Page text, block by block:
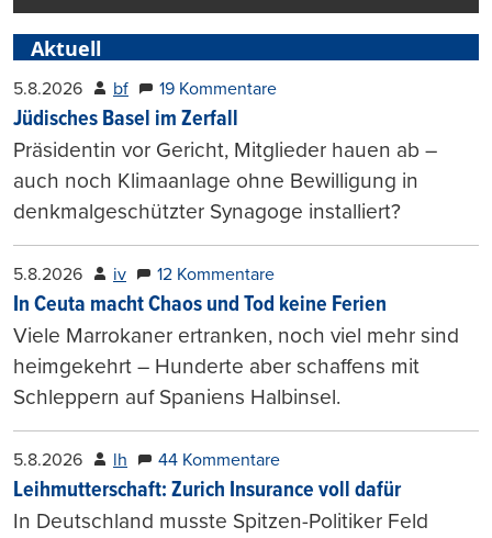
Aktuell
5.8.2026 bf 19 Kommentare
Jüdisches Basel im Zerfall
Präsidentin vor Gericht, Mitglieder hauen ab –
auch noch Klimaanlage ohne Bewilligung in
denkmalgeschützter Synagoge installiert?
5.8.2026 iv 12 Kommentare
In Ceuta macht Chaos und Tod keine Ferien
Viele Marrokaner ertranken, noch viel mehr sind
heimgekehrt – Hunderte aber schaffens mit
Schleppern auf Spaniens Halbinsel.
5.8.2026 lh 44 Kommentare
Leihmutterschaft: Zurich Insurance voll dafür
In Deutschland musste Spitzen-Politiker Feld